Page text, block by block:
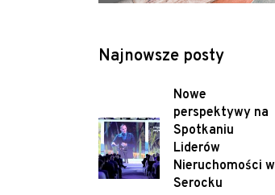
Najnowsze posty
Nowe
perspektywy na
Spotkaniu
Liderów
Nieruchomości w
Serocku